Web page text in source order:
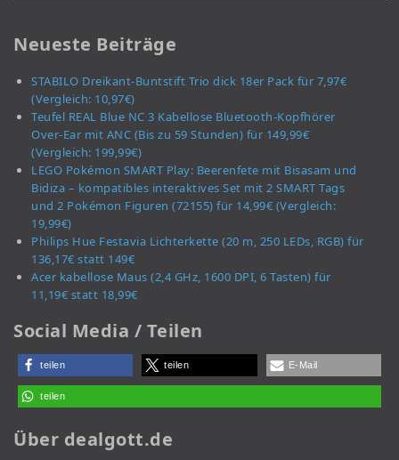
Neueste Beiträge
STABILO Dreikant-Buntstift Trio dick 18er Pack für 7,97€
(Vergleich: 10,97€)
Teufel REAL Blue NC 3 Kabellose Bluetooth-Kopfhörer
Over-Ear mit ANC (Bis zu 59 Stunden) für 149,99€
(Vergleich: 199,99€)
LEGO Pokémon SMART Play: Beerenfete mit Bisasam und
Bidiza – kompatibles interaktives Set mit 2 SMART Tags
und 2 Pokémon Figuren (72155) für 14,99€ (Vergleich:
19,99€)
Philips Hue Festavia Lichterkette (20 m, 250 LEDs, RGB) für
136,17€ statt 149€
Acer kabellose Maus (2,4 GHz, 1600 DPI, 6 Tasten) für
11,19€ statt 18,99€
Social Media / Teilen
teilen teilen E-Mail
teilen
Über dealgott.de